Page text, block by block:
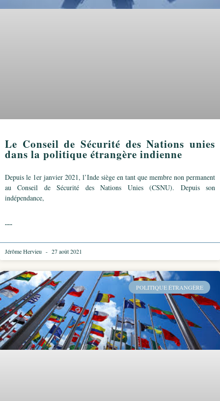
Le Conseil de Sécurité des Nations unies
dans la politique étrangère indienne
Depuis le 1er janvier 2021, l’Inde siège en tant que membre non permanent
au Conseil de Sécurité des Nations Unies (CSNU). Depuis son
indépendance,
.....
Jérôme Hervieu 27 août 2021
POLITIQUE ÉTRANGÈRE